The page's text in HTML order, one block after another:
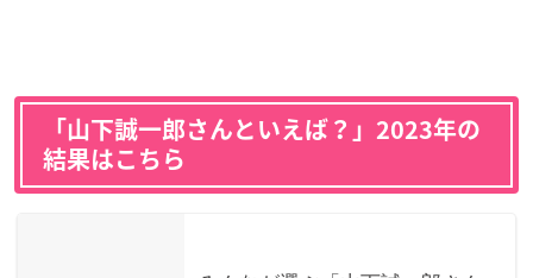
「山下誠一郎さんといえば？」2023年の
結果はこちら